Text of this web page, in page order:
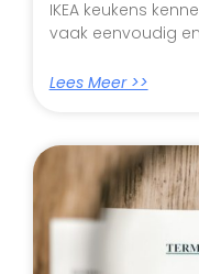
IKEA keukens
vaak eenvoudig
Lees Meer >>